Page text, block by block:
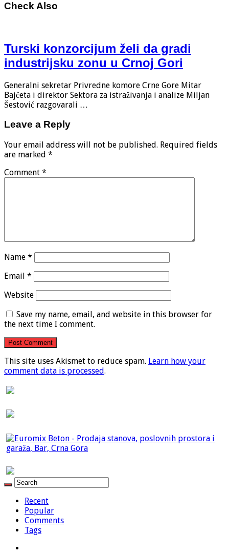
Check Also
Turski konzorcijum želi da gradi
industrijsku zonu u Crnoj Gori
Generalni sekretar Privredne komore Crne Gore Mitar
Bajčeta i direktor Sektora za istraživanja i analize Miljan
Šestović razgovarali …
Leave a Reply
Your email address will not be published. Required fields
are marked *
Comment *
Name *
Email *
Website
Save my name, email, and website in this browser for
the next time I comment.
This site uses Akismet to reduce spam. Learn how your
comment data is processed.
Recent
Popular
Comments
Tags